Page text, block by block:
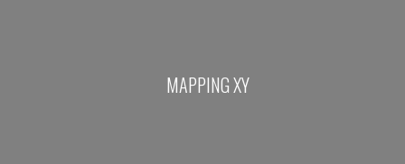
MAPPING XY